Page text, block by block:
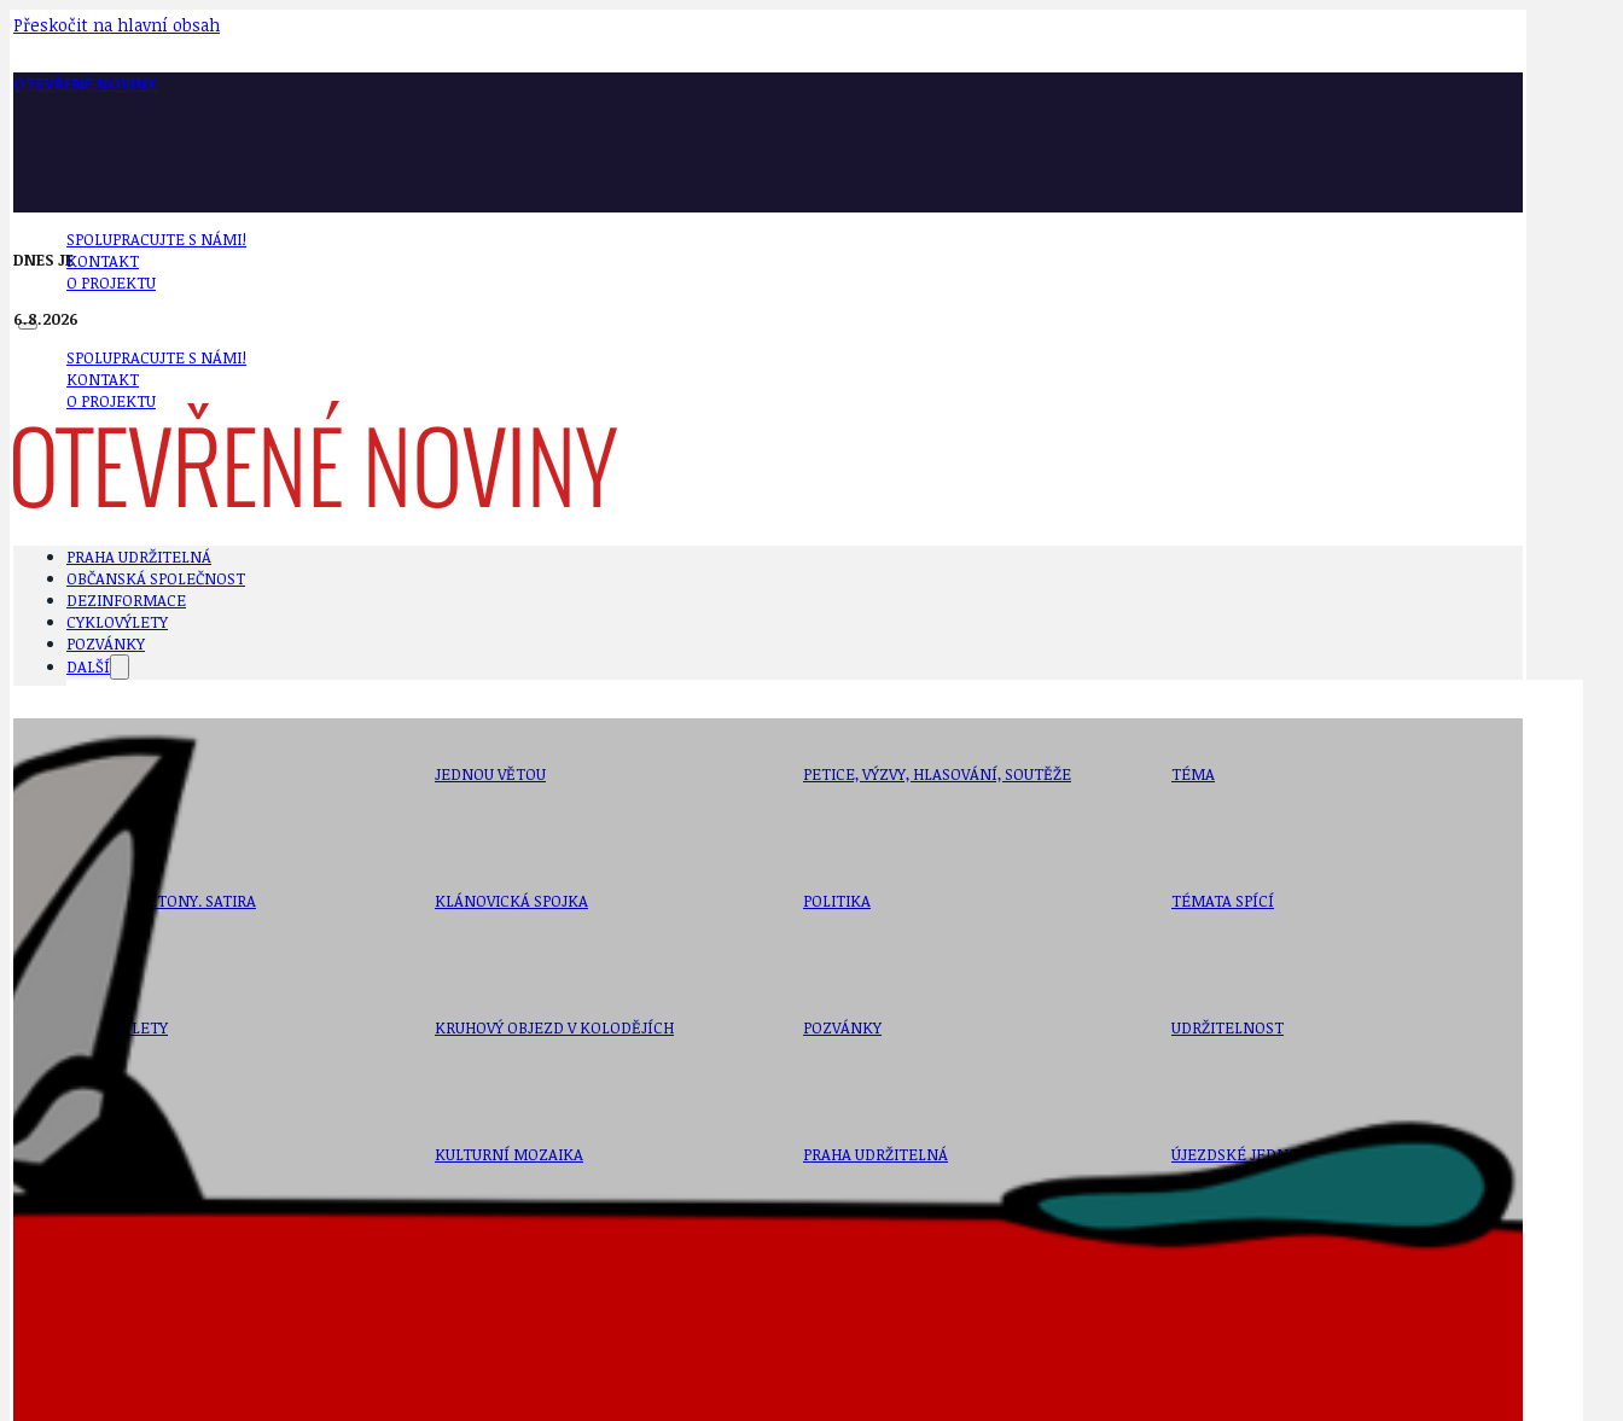
Přeskočit na hlavní obsah
OTEVŘENÉ NOVINY
SPOLUPRACUJTE S NÁMI!
KONTAKT
O PROJEKTU
SPOLUPRACUJTE S NÁMI!
KONTAKT
O PROJEKTU
DNES JE
6.8.2026
PRAHA UDRŽITELNÁ
OBČANSKÁ SPOLEČNOST
DEZINFORMACE
CYKLOVÝLETY
POZVÁNKY
DALŠÍ
AKTUALITY
BÁSNĚ. FEJETONY. SATIRA
CYKLOVÝLETY
JEDNOU VĚTOU
KLÁNOVICKÁ SPOJKA
KRUHOVÝ OBJEZD V KOLODĚJÍCH
KULTURNÍ MOZAIKA
PETICE, VÝZVY, HLASOVÁNÍ, SOUTĚŽE
POLITIKA
POZVÁNKY
PRAHA UDRŽITELNÁ
TÉMA
TÉMATA SPÍCÍ
UDRŽITELNOST
ÚJEZDSKÉ JEDNOSMĚRKY